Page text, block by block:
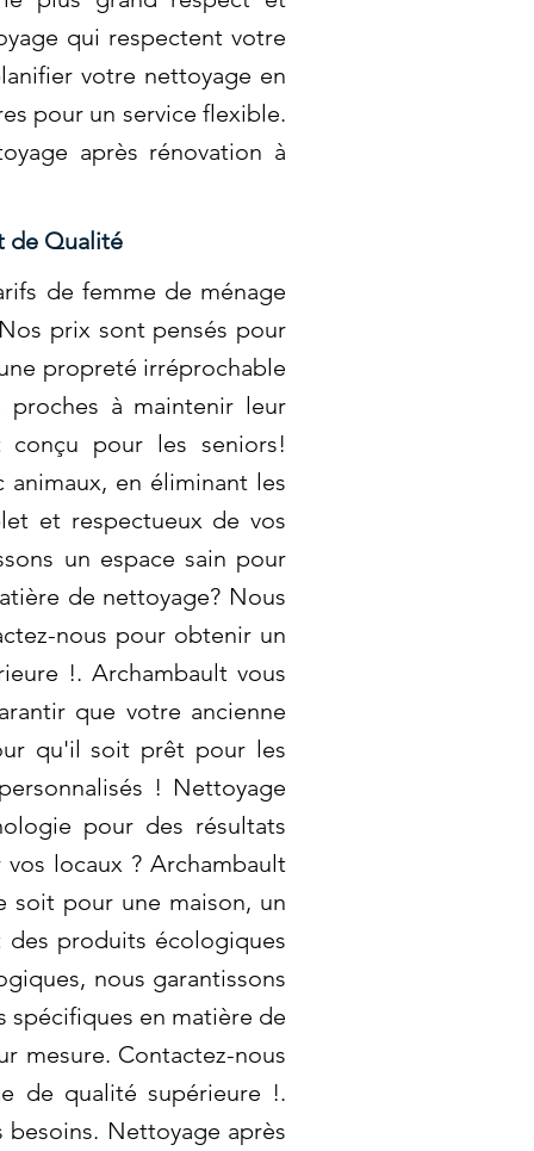
qui respectent votre
votre nettoyage en
pour un service flexible.
après rénovation à
de Qualité
de femme de ménage
prix sont pensés pour
propreté irréprochable
à maintenir leur
conçu pour les seniors!
en éliminant les
et respectueux de vos
un espace sain pour
de nettoyage? Nous
nous pour obtenir un
!. Archambault vous
que votre ancienne
qu'il soit prêt pour les
! Nettoyage
pour des résultats
locaux ? Archambault
soit pour une maison, un
des produits écologiques
nous garantissons
spécifiques en matière de
mesure. Contactez-nous
de qualité supérieure !.
Nettoyage après